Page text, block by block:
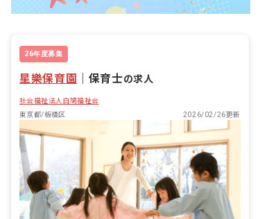
26年度募集
星樂保育園 保育士の求人
社会福祉法人白鳩福祉会
東京都/板橋区
2026/02/26更新